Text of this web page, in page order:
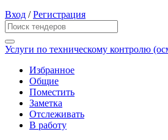
Вход /Регистрация
Услуги по техническому контролю
Избранное
Общие
Поместить
Заметка
Отслеживать
В работу